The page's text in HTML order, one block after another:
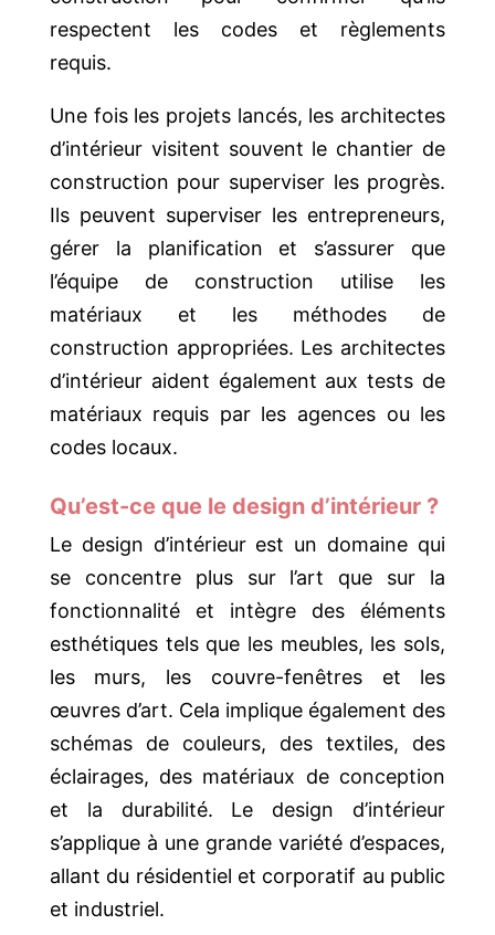
respectent les codes et règlements
requis.
Une fois les projets lancés, les architectes
d’intérieur visitent souvent le chantier de
construction pour superviser les progrès.
Ils peuvent superviser les entrepreneurs,
gérer la planification et s’assurer que
l’équipe de construction utilise les
matériaux et les méthodes de
construction appropriées. Les architectes
d’intérieur aident également aux tests de
matériaux requis par les agences ou les
codes locaux.
Qu’est-ce que le design d’intérieur ?
Le design d’intérieur est un domaine qui
se concentre plus sur l’art que sur la
fonctionnalité et intègre des éléments
esthétiques tels que les meubles, les sols,
les murs, les couvre-fenêtres et les
œuvres d’art. Cela implique également des
schémas de couleurs, des textiles, des
éclairages, des matériaux de conception
et la durabilité. Le design d’intérieur
s’applique à une grande variété d’espaces,
allant du résidentiel et corporatif au public
et industriel.